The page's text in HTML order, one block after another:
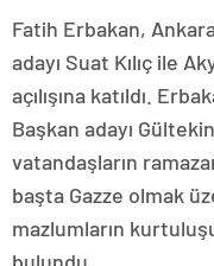
Fatih Erbakan,
adayı Suat Kılıç ile
açılışına katıldı.
Başkan adayı
vatandaşların
başta Gazze olmak
mazlumların